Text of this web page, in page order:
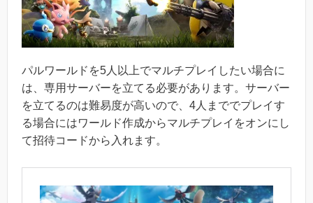
パルワールドを5人以上でマルチプレイしたい場合に
は、専用サーバーを立てる必要があります。サーバー
を立てるのは難易度が高いので、4人まででプレイす
る場合にはワールド作成からマルチプレイをオンにし
て招待コードから入れます。